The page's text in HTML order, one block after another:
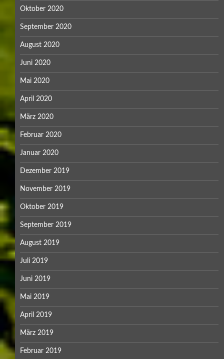
Oktober 2020
September 2020
August 2020
Juni 2020
Mai 2020
April 2020
März 2020
Februar 2020
Januar 2020
Dezember 2019
November 2019
Oktober 2019
September 2019
August 2019
Juli 2019
Juni 2019
Mai 2019
April 2019
März 2019
Februar 2019